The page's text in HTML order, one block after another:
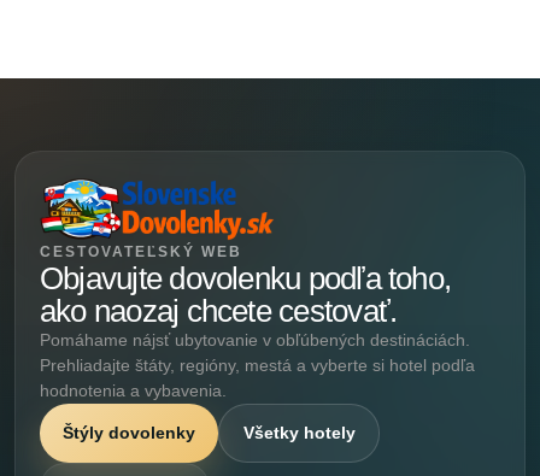
CESTOVATEĽSKÝ WEB
Objavujte dovolenku podľa toho,
ako naozaj chcete cestovať.
Pomáhame nájsť ubytovanie v obľúbených destináciách.
Prehliadajte štáty, regióny, mestá a vyberte si hotel podľa
hodnotenia a vybavenia.
Štýly dovolenky Všetky hotely